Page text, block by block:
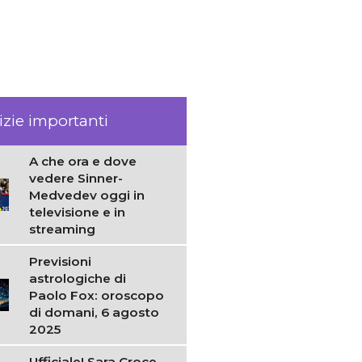
importanti
A che ora e dove
vedere Sinner-
Medvedev oggi in
televisione e in
streaming
Previsioni
astrologiche di
Paolo Fox: oroscopo
di domani, 6 agosto
2025